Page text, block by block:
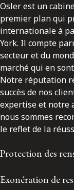
Osler est un
premier plan qui
internationale à
York. Il compte
secteur et du
marché qui en
Notre réputation
succès de nos
expertise et notre
nous sommes
le reflet de la
Protection des
Exonération de